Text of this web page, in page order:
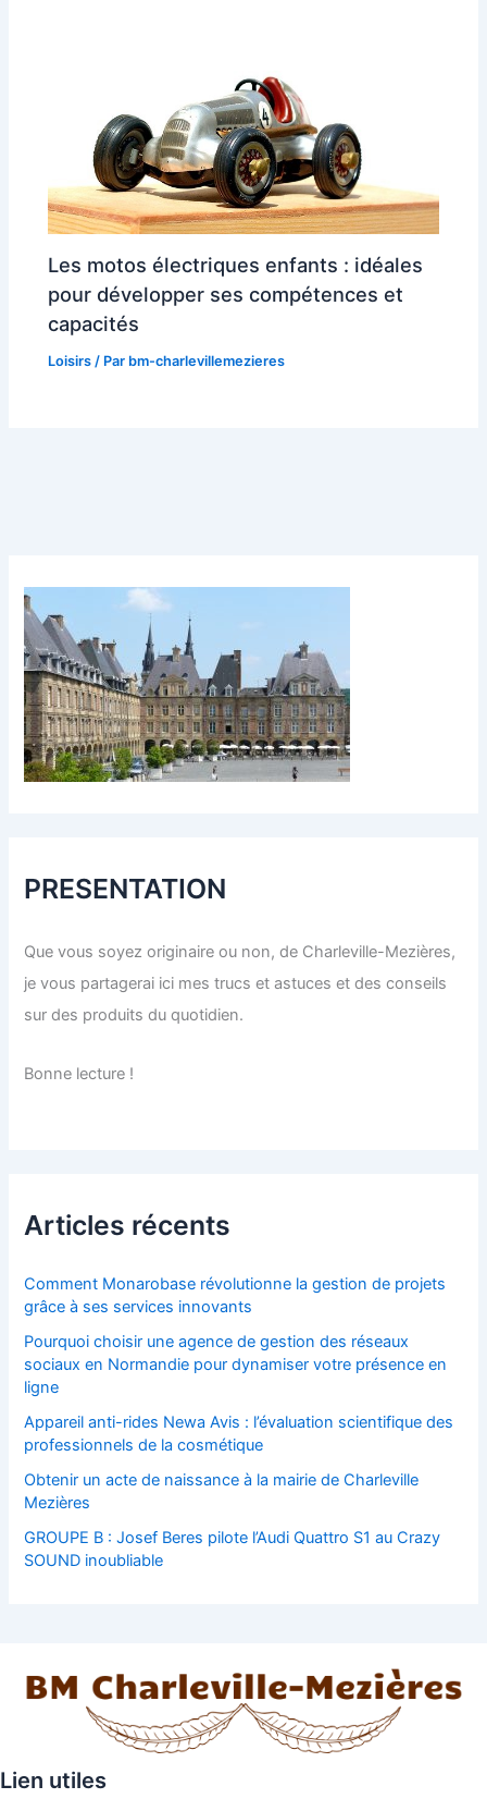
Les motos électriques enfants : idéales
pour développer ses compétences et
capacités
Loisirs / Par bm-charlevillemezieres
PRESENTATION
Que vous soyez originaire ou non, de Charleville-Mezières,
je vous partagerai ici mes trucs et astuces et des conseils
sur des produits du quotidien.
Bonne lecture !
Articles récents
Comment Monarobase révolutionne la gestion de projets
grâce à ses services innovants
Pourquoi choisir une agence de gestion des réseaux
sociaux en Normandie pour dynamiser votre présence en
ligne
Appareil anti-rides Newa Avis : l’évaluation scientifique des
professionnels de la cosmétique
Obtenir un acte de naissance à la mairie de Charleville
Mezières
GROUPE B : Josef Beres pilote l’Audi Quattro S1 au Crazy
SOUND inoubliable
Lien utiles